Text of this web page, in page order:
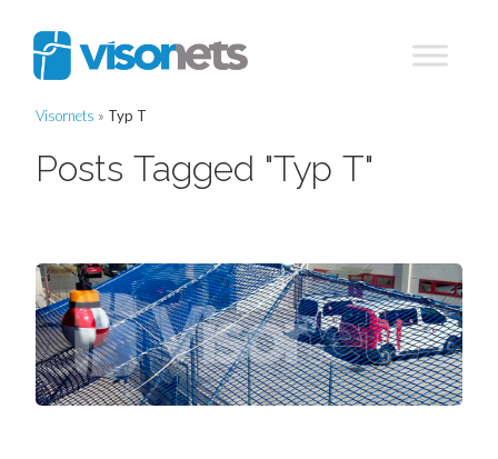
Visornets » Typ T
Posts Tagged "Typ T"